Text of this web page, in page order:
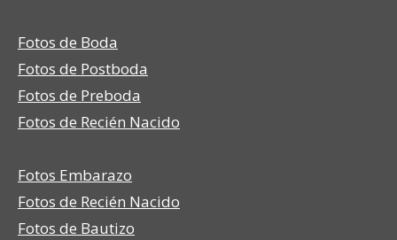
opens
in
new
window
opens
in
new
window
Fotos de Boda
Fotos de Postboda
Fotos de Preboda
Fotos de Recién Nacido
Fotos Embarazo
Fotos de Recién Nacido
Fotos de Bautizo